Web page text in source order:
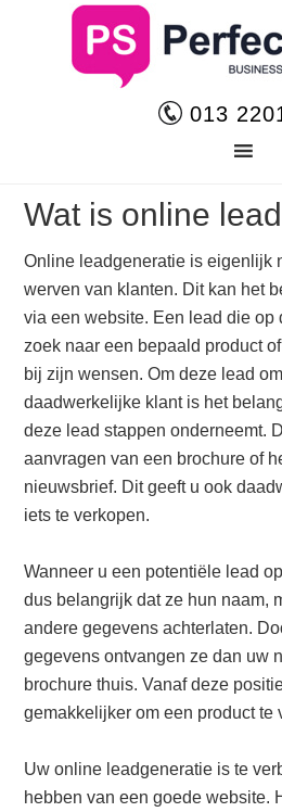
013
Wat is online
Online leadgeneratie is eigenlijk
werven van klanten. Dit kan het
via een website. Een lead die op
zoek naar een bepaald product
bij zijn wensen. Om deze lead
daadwerkelijke klant is het
deze lead stappen onderneemt.
aanvragen van een brochure of
nieuwsbrief. Dit geeft u ook
iets te verkopen.
Wanneer u een potentiële lead
dus belangrijk dat ze hun naam,
andere gegevens achterlaten.
gegevens ontvangen ze dan uw
brochure thuis. Vanaf deze
gemakkelijker om een product te
Uw online leadgeneratie is te
hebben van een goede website.